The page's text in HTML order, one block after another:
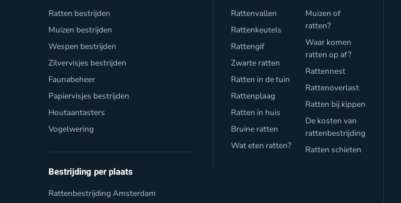
Ratten bestrijden
Muizen bestrijden
Wespen bestrijden
Zilvervisjes bestrijden
Faunabeheer
Papiervisjes bestrijden
Houtaantasters
Vogelwering
Bestrijding per plaats
Rattenbestrijding Amsterdam
Rattenvallen
Rattenkeutels
Rattengif
Zwarte ratten
Ratten in de tuin
Rattenplaag
Ratten in huis
Bruine ratten
Wat eten ratten?
Muizen of
ratten?
Waar komen
ratten op af?
Rattennest
Rattenoverlast
Ratten bij kippen
De kosten van
rattenbestrijding
Ratten schieten